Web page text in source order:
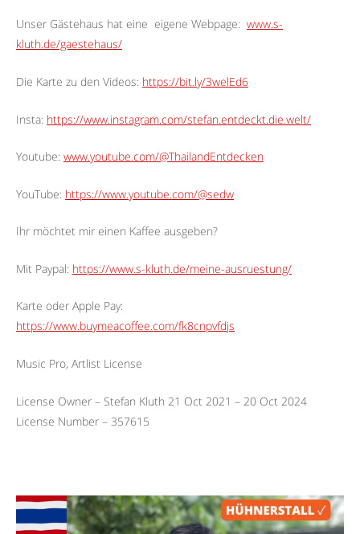
Unser Gästehaus hat eine eigene Webpage: www.s-
kluth.de/gaestehaus/
Die Karte zu den Videos: https://bit.ly/3welEd6
Insta: https://www.instagram.com/stefan.entdeckt.die.welt/
Youtube: www.youtube.com/@ThailandEntdecken
YouTube: https://www.youtube.com/@sedw
Ihr möchtet mir einen Kaffee ausgeben?
Mit Paypal: https://www.s-kluth.de/meine-ausruestung/
Karte oder Apple Pay:
https://www.buymeacoffee.com/fk8cnpvfdjs
Music Pro, Artlist License
License Owner – Stefan Kluth 21 Oct 2021 – 20 Oct 2024
License Number – 357615